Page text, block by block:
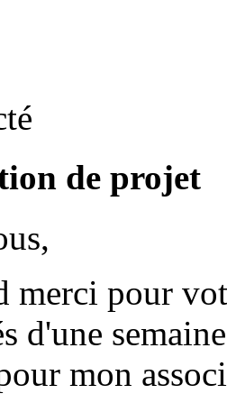
de projet
merci pour
d'une
mon